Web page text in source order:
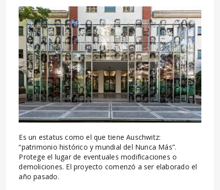
Es un estatus como el que tiene Auschwitz:
“patrimonio histórico y mundial del Nunca Más”.
Protege el lugar de eventuales modificaciones o
demoliciones. El proyecto comenzó a ser elaborado el
año pasado.